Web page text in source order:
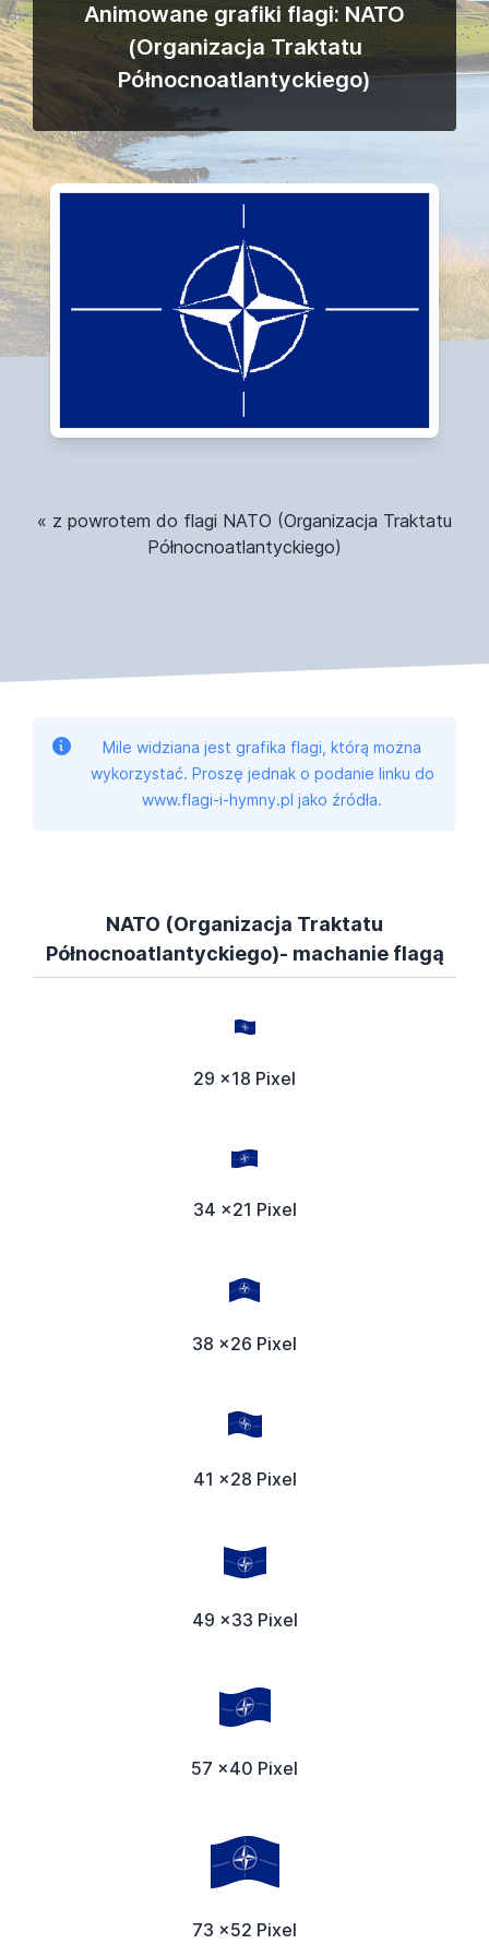
Animowane grafiki flagi: NATO
(Organizacja Traktatu
Północnoatlantyckiego)
« z powrotem do flagi NATO (Organizacja Traktatu
Północnoatlantyckiego)
Mile widziana jest grafika flagi, którą można
wykorzystać. Proszę jednak o podanie linku do
www.flagi-i-hymny.pl jako źródła.
NATO (Organizacja Traktatu
Północnoatlantyckiego)- machanie flagą
29 x18 Pixel
34 x21 Pixel
38 x26 Pixel
41 x28 Pixel
49 x33 Pixel
57 x40 Pixel
73 x52 Pixel